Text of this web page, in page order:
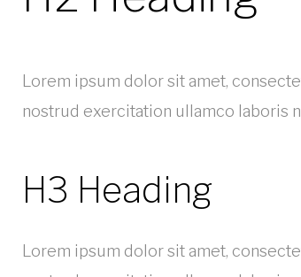
Lorem ipsum dolor sit amet,
nostrud exercitation ullamco laboris
H3 Heading
Lorem ipsum dolor sit amet,